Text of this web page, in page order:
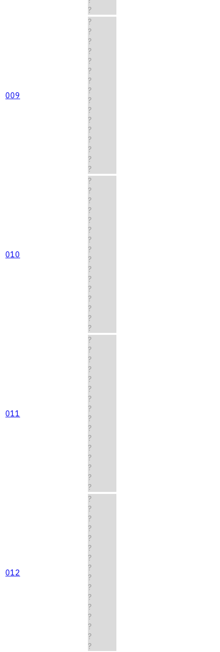
?
009
?
?
?
?
?
?
?
?
?
?
?
?
?
?
?
?
010
?
?
?
?
?
?
?
?
?
?
?
?
?
?
?
?
011
?
?
?
?
?
?
?
?
?
?
?
?
?
?
?
?
012
?
?
?
?
?
?
?
?
?
?
?
?
?
?
?
?